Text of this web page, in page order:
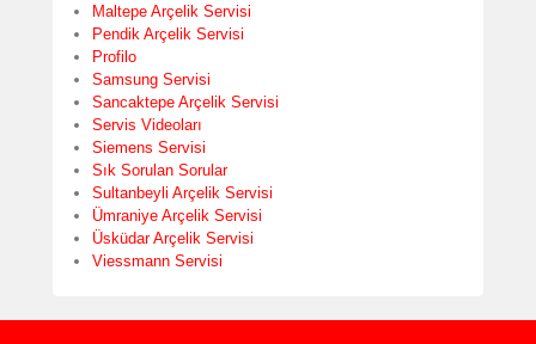
Maltepe Arçelik Servisi
Pendik Arçelik Servisi
Profilo
Samsung Servisi
Sancaktepe Arçelik Servisi
Servis Videoları
Siemens Servisi
Sık Sorulan Sorular
Sultanbeyli Arçelik Servisi
Ümraniye Arçelik Servisi
Üsküdar Arçelik Servisi
Viessmann Servisi